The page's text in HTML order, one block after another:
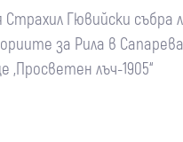
Гювийски събра
за Рила в
лъч-1905“